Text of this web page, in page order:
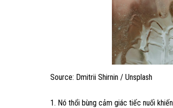
Source: Dmitrii Shirnin / Unsplash
1. Nó thổi bùng cảm giác tiếc nuối